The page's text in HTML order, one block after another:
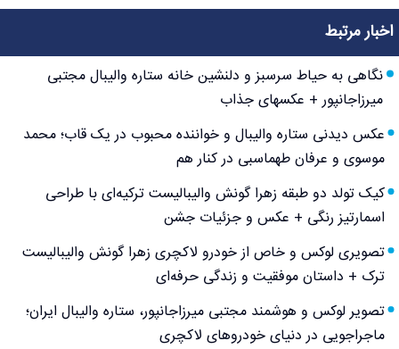
اخبار مرتبط
نگاهی به حیاط سرسبز و دلنشین خانه ستاره والیبال مجتبی
میرزاجانپور + عکسهای جذاب
عکس دیدنی ستاره والیبال و خواننده محبوب در یک قاب؛ محمد
موسوی و عرفان طهماسبی در کنار هم
کیک تولد دو طبقه زهرا گونش والیبالیست ترکیه‌ای با طراحی
اسمارتیز رنگی + عکس و جزئیات جشن
تصویری لوکس و خاص از خودرو لاکچری زهرا گونش والیبالیست
ترک + داستان موفقیت و زندگی حرفه‌ای
تصویر لوکس و هوشمند مجتبی میرزاجانپور، ستاره والیبال ایران؛
ماجراجویی در دنیای خودروهای لاکچری